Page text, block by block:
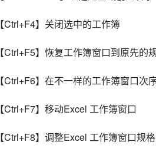
【Ctrl+F4】关闭选中的工作簿
【Ctrl+F5】恢复工作簿窗口到原先的
【Ctrl+F6】在不一样的工作簿窗口次
【Ctrl+F7】移动Excel 工作簿窗口
【Ctrl+F8】调整Excel 工作簿窗口规格